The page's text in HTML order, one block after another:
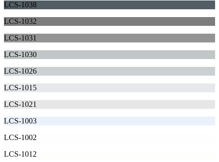
LCS-1038
LCS-1032
LCS-1031
LCS-1030
LCS-1026
LCS-1015
LCS-1021
LCS-1003
LCS-1002
LCS-1012